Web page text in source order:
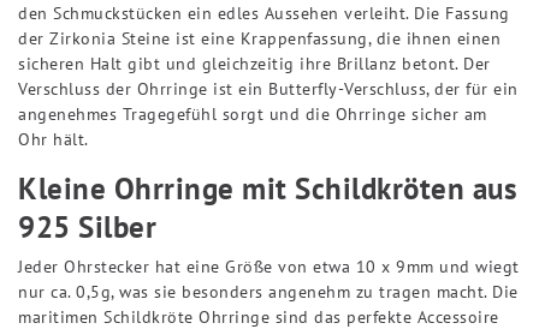
den Schmuckstücken ein edles Aussehen verleiht. Die Fassung
der Zirkonia Steine ist eine Krappenfassung, die ihnen einen
sicheren Halt gibt und gleichzeitig ihre Brillanz betont. Der
Verschluss der Ohrringe ist ein Butterfly-Verschluss, der für ein
angenehmes Tragegefühl sorgt und die Ohrringe sicher am
Ohr hält.
Kleine Ohrringe mit Schildkröten aus
925 Silber
Jeder Ohrstecker hat eine Größe von etwa 10 x 9mm und wiegt
nur ca. 0,5g, was sie besonders angenehm zu tragen macht. Die
maritimen Schildkröte Ohrringe sind das perfekte Accessoire